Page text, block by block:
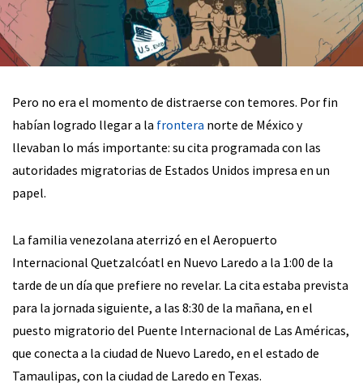
Pero no era el momento de distraerse con temores. Por fin
habían logrado llegar a la frontera norte de México y
llevaban lo más importante: su cita programada con las
autoridades migratorias de Estados Unidos impresa en un
papel.
La familia venezolana aterrizó en el Aeropuerto
Internacional Quetzalcóatl en Nuevo Laredo a la 1:00 de la
tarde de un día que prefiere no revelar. La cita estaba prevista
para la jornada siguiente, a las 8:30 de la mañana, en el
puesto migratorio del Puente Internacional de Las Américas,
que conecta a la ciudad de Nuevo Laredo, en el estado de
Tamaulipas, con la ciudad de Laredo en Texas.